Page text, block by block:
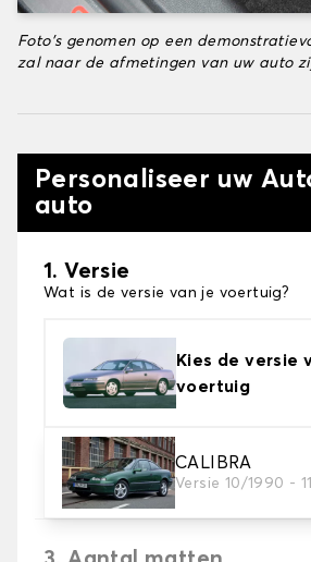
Foto's genomen op een
zal naar de afmetingen van uw auto
Personaliseer uw
auto
1. Versie
Wat is de versie van je voertuig?
Kies de versie
voertuig
CALIBRA
Versie 10/1990 -
2. Materiaal
Kies het materiaal van uw